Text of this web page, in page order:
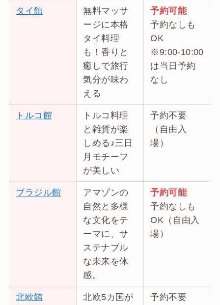
タイ館
無料マッサ
ージに本格
タイ料理
も！香りと
癒しで旅行
気分が味わ
える
予約可能
予約なしも
OK
※9:00-10:00
は当日予約
なし
トルコ館
トルコ料理
と雑貨が楽
しめる♪三日
月モチーフ
が美しい
予約不要
（自由入
場）
ブラジル館
アマゾンの
自然と多様
な文化をテ
ーマに、サ
ステナブル
な未来を体
感。
予約可能
予約なしも
OK（自由入
場）
北欧館
北欧5カ国が
予約不要